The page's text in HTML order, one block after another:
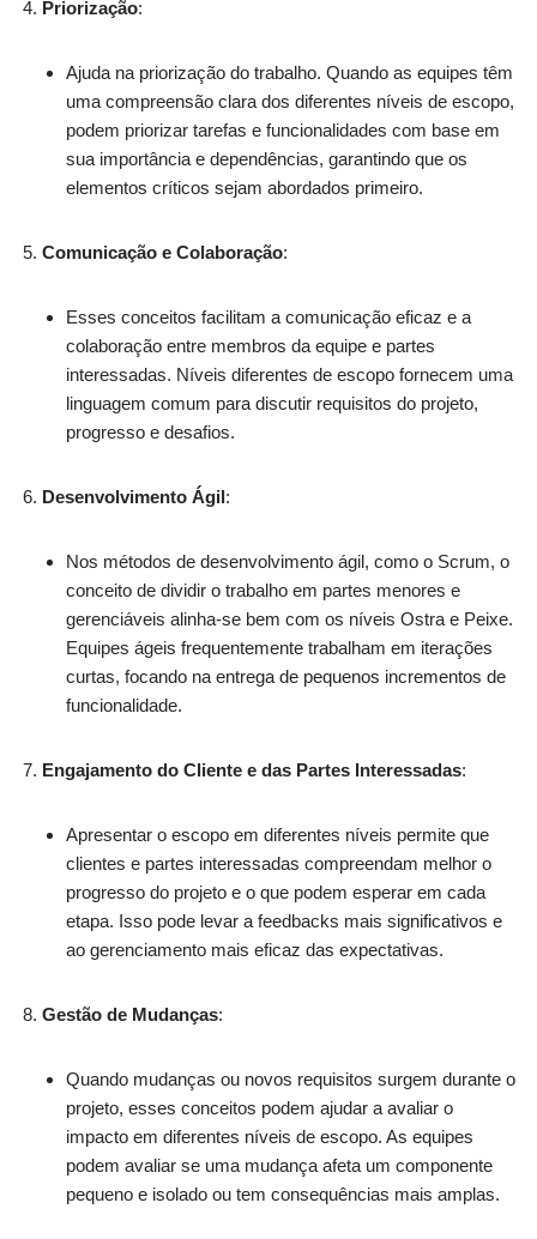
Priorização:
Ajuda na priorização do trabalho. Quando as equipes têm
uma compreensão clara dos diferentes níveis de escopo,
podem priorizar tarefas e funcionalidades com base em
sua importância e dependências, garantindo que os
elementos críticos sejam abordados primeiro.
Comunicação e Colaboração:
Esses conceitos facilitam a comunicação eficaz e a
colaboração entre membros da equipe e partes
interessadas. Níveis diferentes de escopo fornecem uma
linguagem comum para discutir requisitos do projeto,
progresso e desafios.
Desenvolvimento Ágil:
Nos métodos de desenvolvimento ágil, como o Scrum, o
conceito de dividir o trabalho em partes menores e
gerenciáveis alinha-se bem com os níveis Ostra e Peixe.
Equipes ágeis frequentemente trabalham em iterações
curtas, focando na entrega de pequenos incrementos de
funcionalidade.
Engajamento do Cliente e das Partes Interessadas:
Apresentar o escopo em diferentes níveis permite que
clientes e partes interessadas compreendam melhor o
progresso do projeto e o que podem esperar em cada
etapa. Isso pode levar a feedbacks mais significativos e
ao gerenciamento mais eficaz das expectativas.
Gestão de Mudanças:
Quando mudanças ou novos requisitos surgem durante o
projeto, esses conceitos podem ajudar a avaliar o
impacto em diferentes níveis de escopo. As equipes
podem avaliar se uma mudança afeta um componente
pequeno e isolado ou tem consequências mais amplas.